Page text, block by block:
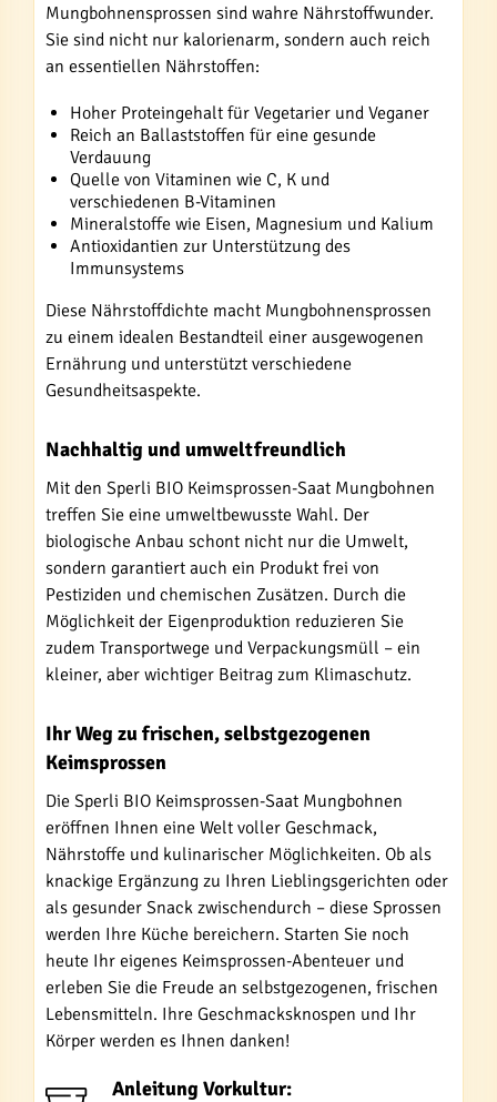
Mungbohnensprossen sind wahre Nährstoffwunder.
Sie sind nicht nur kalorienarm, sondern auch reich
an essentiellen Nährstoffen:
Hoher Proteingehalt für Vegetarier und Veganer
Reich an Ballaststoffen für eine gesunde
Verdauung
Quelle von Vitaminen wie C, K und
verschiedenen B-Vitaminen
Mineralstoffe wie Eisen, Magnesium und Kalium
Antioxidantien zur Unterstützung des
Immunsystems
Diese Nährstoffdichte macht Mungbohnensprossen
zu einem idealen Bestandteil einer ausgewogenen
Ernährung und unterstützt verschiedene
Gesundheitsaspekte.
Nachhaltig und umweltfreundlich
Mit den Sperli BIO Keimsprossen-Saat Mungbohnen
treffen Sie eine umweltbewusste Wahl. Der
biologische Anbau schont nicht nur die Umwelt,
sondern garantiert auch ein Produkt frei von
Pestiziden und chemischen Zusätzen. Durch die
Möglichkeit der Eigenproduktion reduzieren Sie
zudem Transportwege und Verpackungsmüll – ein
kleiner, aber wichtiger Beitrag zum Klimaschutz.
Ihr Weg zu frischen, selbstgezogenen
Keimsprossen
Die Sperli BIO Keimsprossen-Saat Mungbohnen
eröffnen Ihnen eine Welt voller Geschmack,
Nährstoffe und kulinarischer Möglichkeiten. Ob als
knackige Ergänzung zu Ihren Lieblingsgerichten oder
als gesunder Snack zwischendurch – diese Sprossen
werden Ihre Küche bereichern. Starten Sie noch
heute Ihr eigenes Keimsprossen-Abenteuer und
erleben Sie die Freude an selbstgezogenen, frischen
Lebensmitteln. Ihre Geschmacksknospen und Ihr
Körper werden es Ihnen danken!
Anleitung Vorkultur: